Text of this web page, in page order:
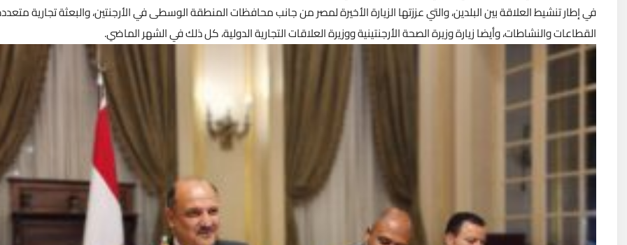
في إطار تنشيط العلاقة بين البلدين، والتي عززتها الزيارة الأخيرة لمصر من جانب محافظات المنطقة الوسطى في الأرجنتين، والبعثة تجارية
القطاعات والنشاطات، وأيضا زيارة وزيرة الصحة الأرجنتينية ووزيرة العلاقات التجارية الدولية، كل ذلك في الشهر الماضي.